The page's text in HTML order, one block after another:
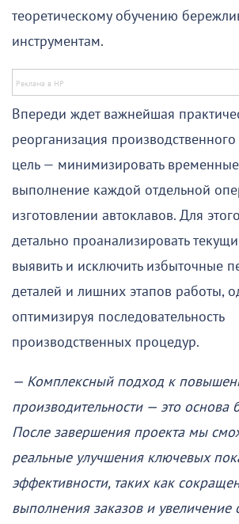
теоретическому обучению
инструментам.
Впереди ждет важнейшая
реорганизация производственного
цель — минимизировать
выполнение каждой отдельной
изготовлении автоклавов. Для
детально проанализировать
выявить и исключить избыточные
деталей и лишних этапов работы,
оптимизируя последовательность
производственных процедур.
— Комплексный подход к
производительности — это основа
После завершения проекта мы
реальные улучшения ключевых
эффективности, таких как
выполнения заказов и увеличение